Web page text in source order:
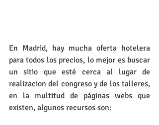
En Madrid, hay mucha oferta hotelera
para todos los precios, lo mejor es buscar
un sitio que esté cerca al lugar de
realizacion del congreso y de los talleres,
en la multitud de páginas webs que
existen, algunos recursos son: